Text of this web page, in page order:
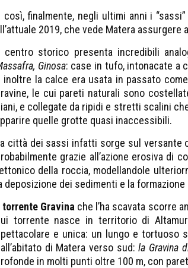
così, finalmente, negli ultimi anni i
2019, che vede Matera assurgere
centro storico presenta incredibili
Ginosa: case in tufo, intonacate a
inoltre la calce era usata in passato
le cui pareti naturali sono
e collegate da ripidi e stretti scalini
quelle grotte quasi inaccessibili.
città dei sassi infatti sorge sul versante
grazie all’azione erosiva di
della roccia, modellandole
deposizione dei sedimenti e la
torrente Gravina che l’ha scavata scorre
torrente nasce in territorio di
e unica: un lungo e tortuoso
di Matera verso sud: la Gravina
in molti punti oltre 100 m, con